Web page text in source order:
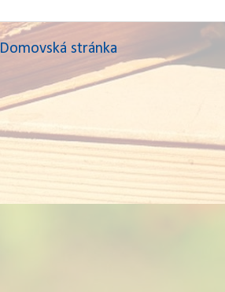
Domovská stránka